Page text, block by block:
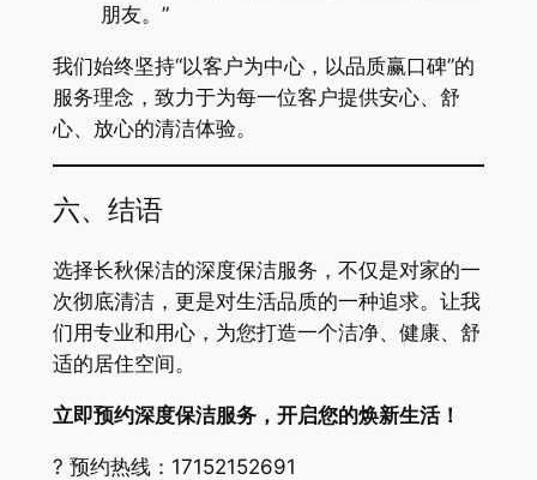
朋友。”
我们始终坚持“以客户为中心，以品质赢口碑”的
服务理念，致力于为每一位客户提供安心、舒
心、放心的清洁体验。
六、结语
选择长秋保洁的深度保洁服务，不仅是对家的一
次彻底清洁，更是对生活品质的一种追求。让我
们用专业和用心，为您打造一个洁净、健康、舒
适的居住空间。
立即预约深度保洁服务，开启您的焕新生活！
? 预约热线：17152152691